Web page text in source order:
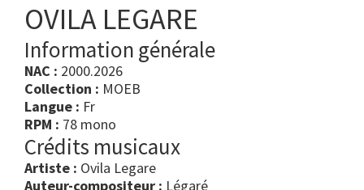
OVILA LEGARE
Information générale
NAC : 2000.2026
Collection : MOEB
Langue : Fr
RPM : 78 mono
Crédits musicaux
Artiste : Ovila Legare
Auteur-compositeur : Légaré